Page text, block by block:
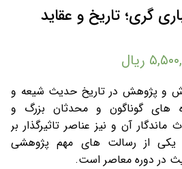
گری؛ تاریخ و عقاید
ریال
و پژوهش در تاریخ حدیث شیعه و
‏های گوناگون و محدثان بزرگ و
ماندگار آن و نیز عناصر تاثیرگذار بر
یکی از رسالت ‏های مهم پژوهشی
در دوره معاصر است.